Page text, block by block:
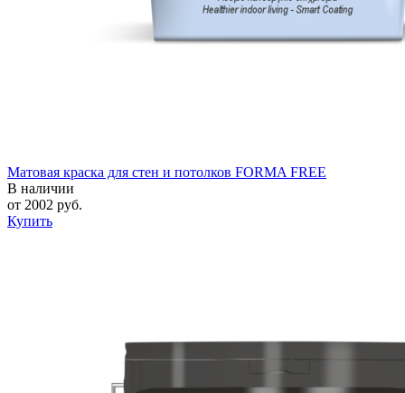
Матовая краска для стен и потолков FORMA FREE
В наличии
от 2002 руб.
Купить